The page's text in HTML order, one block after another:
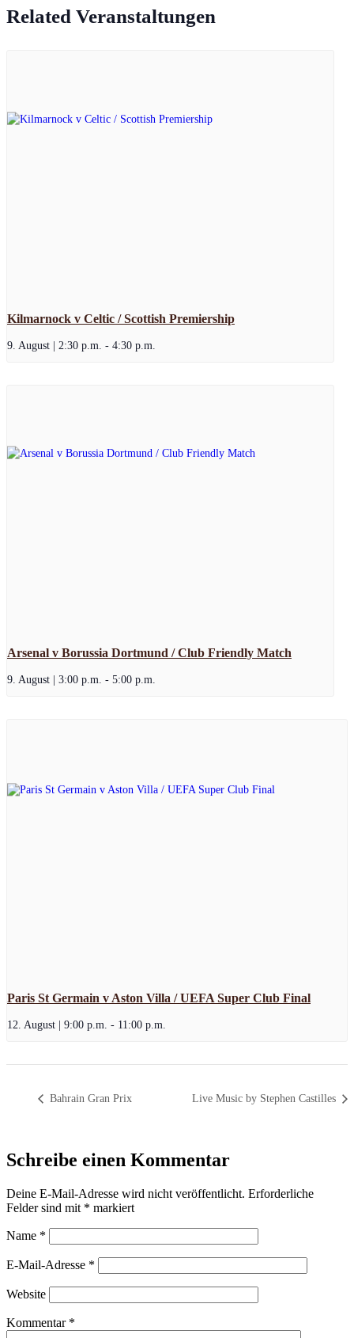
Related Veranstaltungen
Kilmarnock v Celtic / Scottish Premiership
9. August | 2:30 p.m. - 4:30 p.m.
Arsenal v Borussia Dortmund / Club Friendly Match
9. August | 3:00 p.m. - 5:00 p.m.
Paris St Germain v Aston Villa / UEFA Super Club Final
12. August | 9:00 p.m. - 11:00 p.m.
Bahrain Gran Prix Live Music by Stephen Castilles
Schreibe einen Kommentar
Deine E-Mail-Adresse wird nicht veröffentlicht. Erforderliche
Felder sind mit * markiert
Name *
E-Mail-Adresse *
Website
Kommentar *